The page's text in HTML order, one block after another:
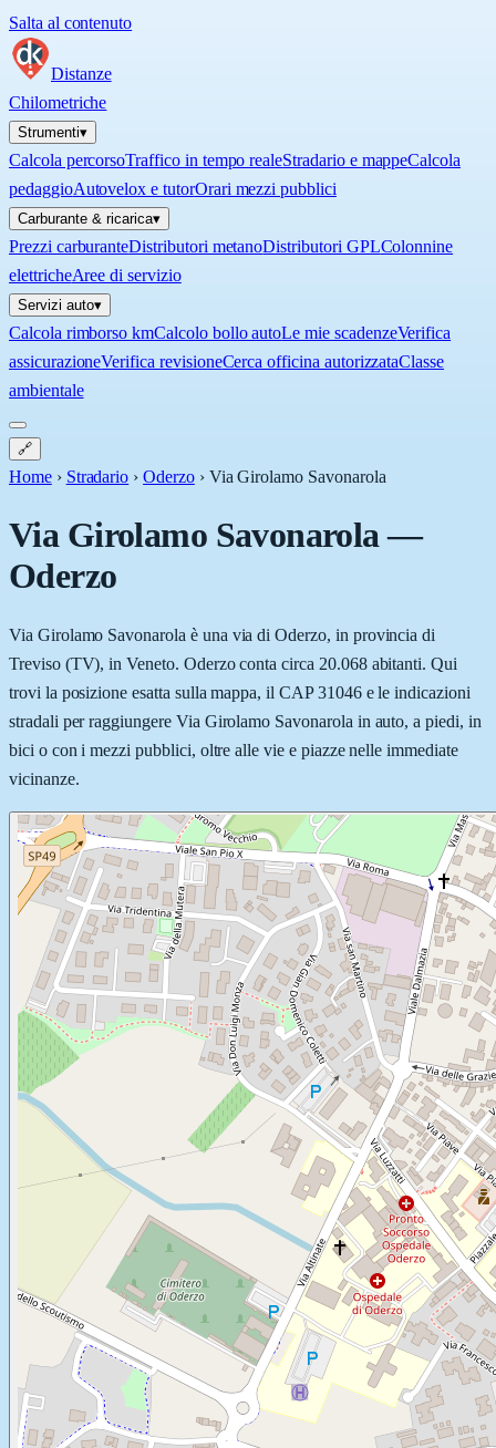
Salta al contenuto
Distanze
Chilometriche
Strumenti▾
Calcola percorsoTraffico in tempo realeStradario e mappeCalcola
pedaggioAutovelox e tutorOrari mezzi pubblici
Carburante & ricarica▾
Prezzi carburanteDistributori metanoDistributori GPLColonnine
elettricheAree di servizio
Servizi auto▾
Calcola rimborso kmCalcolo bollo autoLe mie scadenzeVerifica
assicurazioneVerifica revisioneCerca officina autorizzataClasse
ambientale
🔗
Home › Stradario › Oderzo › Via Girolamo Savonarola
Via Girolamo Savonarola—
Oderzo
Via Girolamo Savonarola è una via di Oderzo, in provincia di
Treviso (TV), in Veneto. Oderzo conta circa 20.068 abitanti. Qui
trovi la posizione esatta sulla mappa, il CAP 31046 e le indicazioni
stradali per raggiungere Via Girolamo Savonarola in auto, a piedi, in
bici o con i mezzi pubblici, oltre alle vie e piazze nelle immediate
vicinanze.